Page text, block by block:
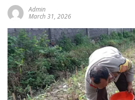
Admin
March 31, 2026